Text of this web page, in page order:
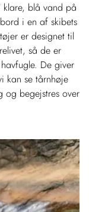
blå vand på
i en af skibets
er designet til
så de er
De giver
kan se tårnhøje
og begejstres over